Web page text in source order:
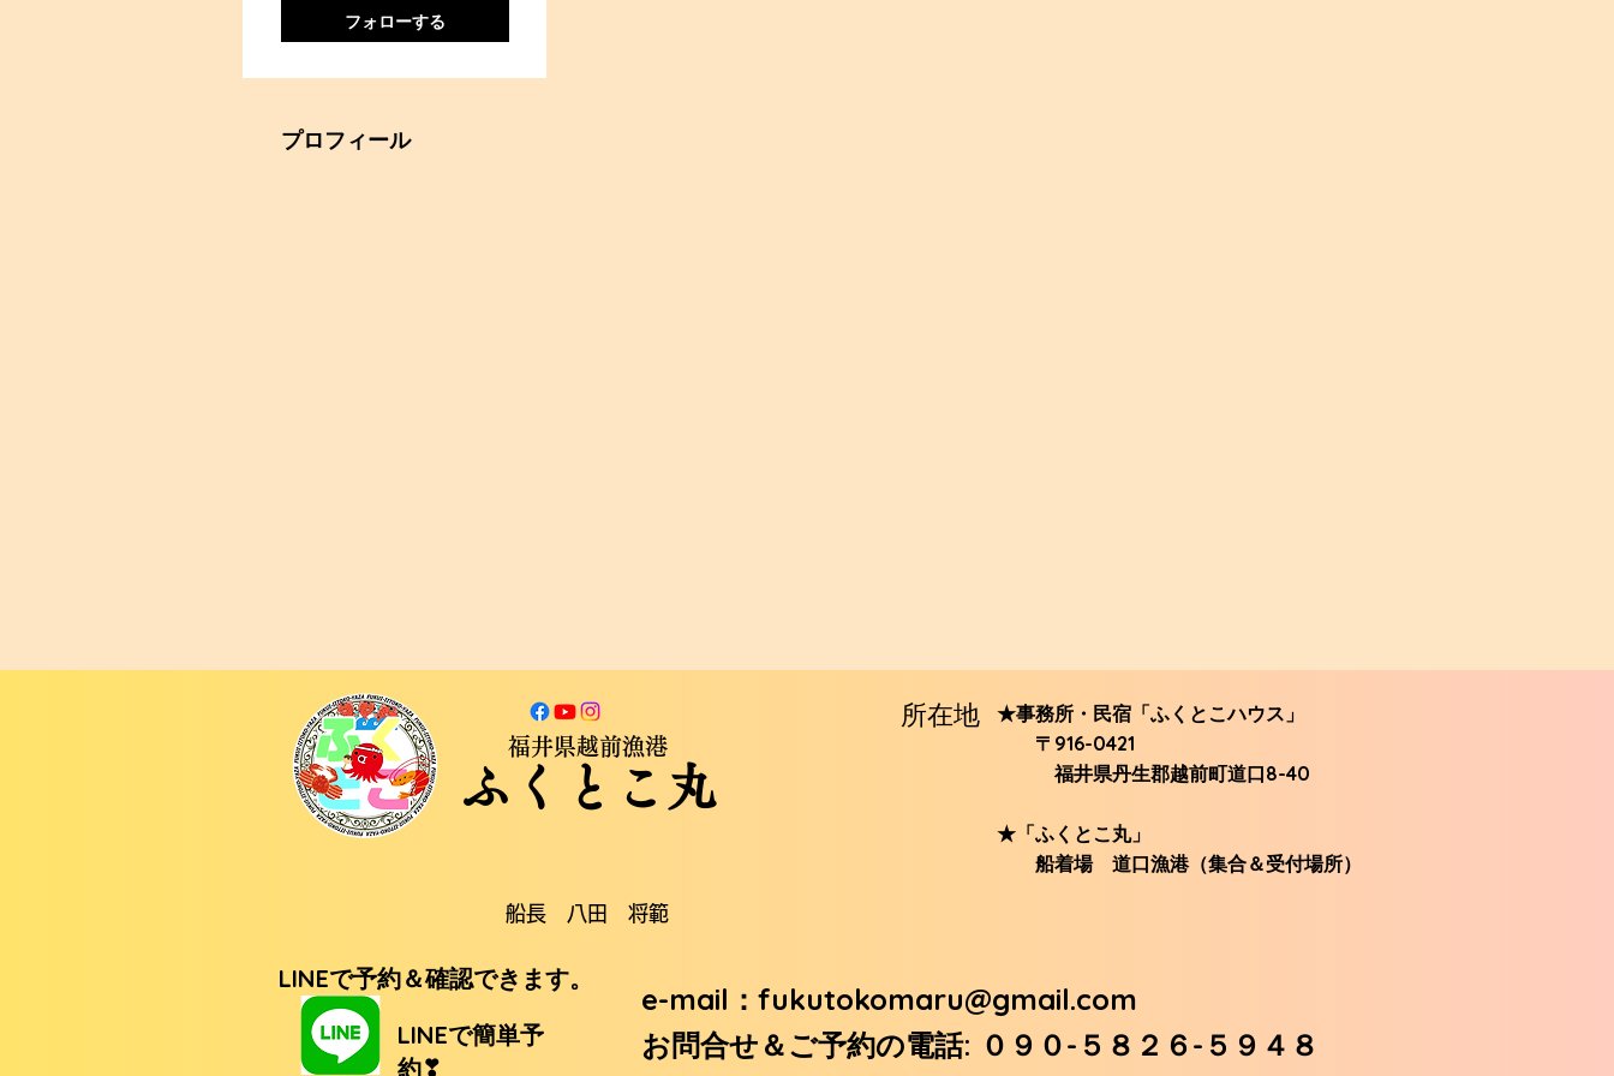
フォローする
プロフィール
福井県越前漁港
ふくとこ丸
所在地
★事務所・民宿「ふくとこハウス」
〒916-0421
​ 福井県丹生郡越前町道口8-40
★「ふくとこ丸」
船着場 道口漁港（集合＆受付場所）
船長 八田 将範
LINEで予約＆確認できます。
LINEで簡単予
約❣
e-mail： fukutokomaru@gmail.com
お問合せ＆ご予約の電話: ０９０-５８２６-５９４８